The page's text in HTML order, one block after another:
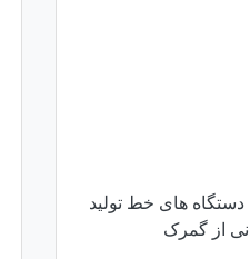
های خط تولید
از گمرک